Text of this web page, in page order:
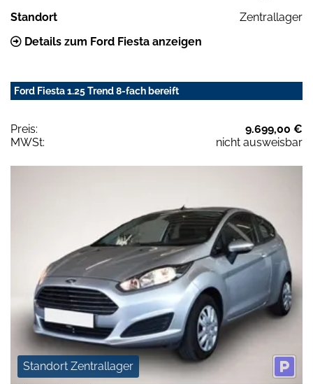
Standort
Zentrallager
Details zum Ford Fiesta anzeigen
Ford Fiesta 1.25 Trend 8-fach bereift
Preis:
9.699,00 €
MWSt:
nicht ausweisbar
Standort Zentrallager